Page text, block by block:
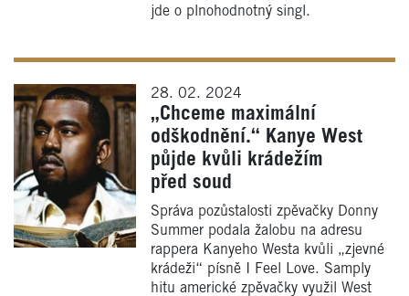
jde o plnohodnotný singl.
28. 02. 2024
„Chceme maximální
odškodnění.“ Kanye West
půjde kvůli krádežím
před soud
Správa pozůstalosti zpěvačky Donny
Summer podala žalobu na adresu
rappera Kanyeho Westa kvůli „zjevné
krádeži“ písně I Feel Love. Samply
hitu americké zpěvačky využil West